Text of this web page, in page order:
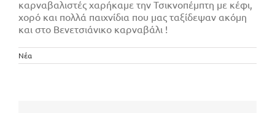
καρναβαλιστές χαρήκαμε την Τσικνοπέμπτη με κέφι,
χορό και πολλά παιχνίδια που μας ταξίδεψαν ακόμη
και στο Βενετσιάνικο καρναβάλι !
Νέα